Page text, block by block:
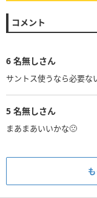
コメント
6 名無しさん
サントス使うなら必要な
5 名無しさん
まあまあいいかな🙁